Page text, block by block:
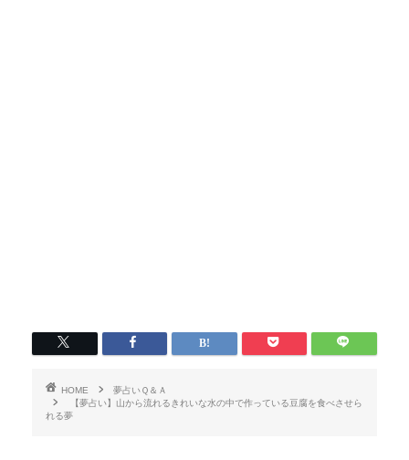
HOME
夢占いＱ＆Ａ
【夢占い】山から流れるきれいな水の中で作っている豆腐を食べさせら
れる夢